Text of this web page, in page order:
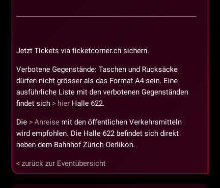
Jetzt Tickets via ticketcorner.ch sichern.
Verbotene Gegenstände: Taschen und Rucksäcke
dürfen nicht grösser als das Format A4 sein. Eine
ausführliche Liste mit den verbotenen Gegenständen
findet sich
hier Halle 622.
Die Anreise mit den öffentlichen Verkehrsmitteln
wird empfohlen. Die Halle 622 befindet sich direkt
neben dem Bahnhof Zürich-Oerlikon.
zurück zur Eventübersicht